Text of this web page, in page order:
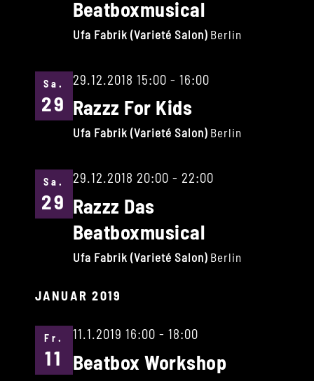
Beatboxmusical
Ufa Fabrik (Varieté Salon) Berlin
Sa.
29
29.12.2018 15:00 - 16:00
Razzz For Kids
Ufa Fabrik (Varieté Salon) Berlin
Sa.
29
29.12.2018 20:00 - 22:00
Razzz Das
Beatboxmusical
Ufa Fabrik (Varieté Salon) Berlin
JANUAR 2019
Fr.
11
11.1.2019 16:00 - 18:00
Beatbox Workshop